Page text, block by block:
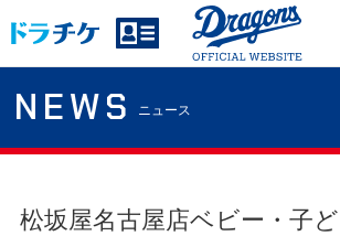
NEWS ニュース
松坂屋名古屋店ベビー・子ど